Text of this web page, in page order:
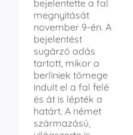
bejelentette a fal
megnyitását
november 9-én. A
bejelentést
sugárzó adás
tartott, mikor a
berliniek tömege
indult el a fal felé
és át is lépték a
határt. A német
származású,